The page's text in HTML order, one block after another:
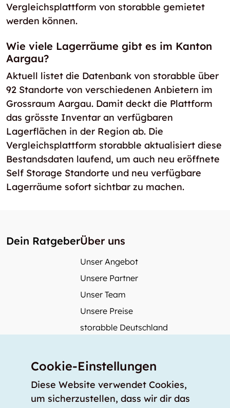
Vergleichsplattform von storabble gemietet
werden können.
Wie viele Lagerräume gibt es im Kanton
Aargau?
Aktuell listet die Datenbank von storabble über
92 Standorte von verschiedenen Anbietern im
Grossraum Aargau. Damit deckt die Plattform
das grösste Inventar an verfügbaren
Lagerflächen in der Region ab. Die
Vergleichsplattform storabble aktualisiert diese
Bestandsdaten laufend, um auch neu eröffnete
Self Storage Standorte und neu verfügbare
Lagerräume sofort sichtbar zu machen.
Dein RatgeberÜber uns
Unser Angebot
Unsere Partner
Unser Team
Unsere Preise
storabble Deutschland
Mehr über storabble
Medienbeiträge
Cookie-Einstellungen
Diese Website verwendet Cookies,
um sicherzustellen, dass wir dir das